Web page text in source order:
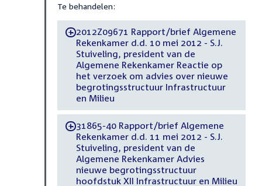
Te behandelen:
-2012Z09671 Rapport/brief Algemene
Rekenkamer d.d. 10 mei 2012 - S.J.
Stuiveling, president van de
Algemene Rekenkamer Reactie op
het verzoek om advies over nieuwe
begrotingsstructuur Infrastructuur
en Milieu
-31865-40 Rapport/brief Algemene
Rekenkamer d.d. 11 mei 2012 - S.J.
Stuiveling, president van de
Algemene Rekenkamer Advies
nieuwe begrotingsstructuur
hoofdstuk XII Infrastructuur en Milieu